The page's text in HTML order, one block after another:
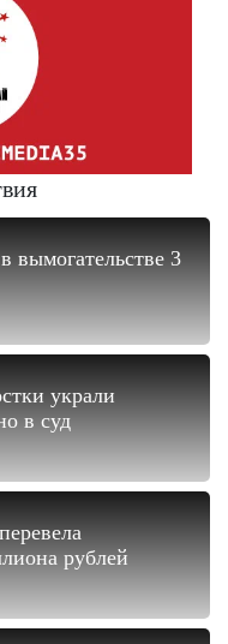
вымогательстве 3
украли
в суд
рублей